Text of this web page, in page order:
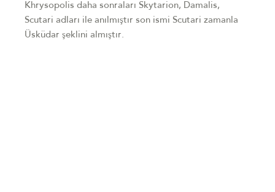
Khrysopolis daha sonraları Skytarion, Damalis,
Scutari adları ile anılmıştır son ismi Scutari zamanla
Üsküdar şeklini almıştır.